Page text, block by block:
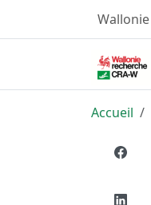
Wallonie
Accueil